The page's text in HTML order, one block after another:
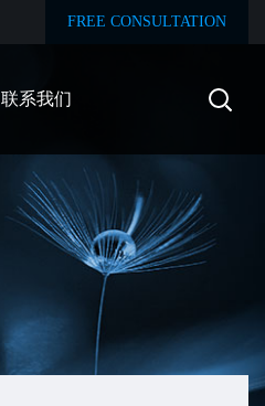
FREE CONSULTATION
联系我们